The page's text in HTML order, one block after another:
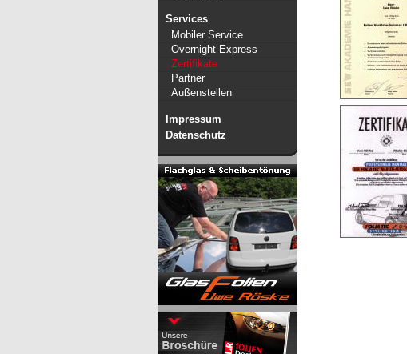
Services
Mobiler Service
Overnight Express
Zertifikate
Partner
Außenstellen
Impressum
Datenschutz